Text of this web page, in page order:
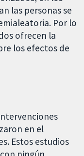
las personas se
Por lo
ofrecen la
los efectos de
en el
Estos estudios